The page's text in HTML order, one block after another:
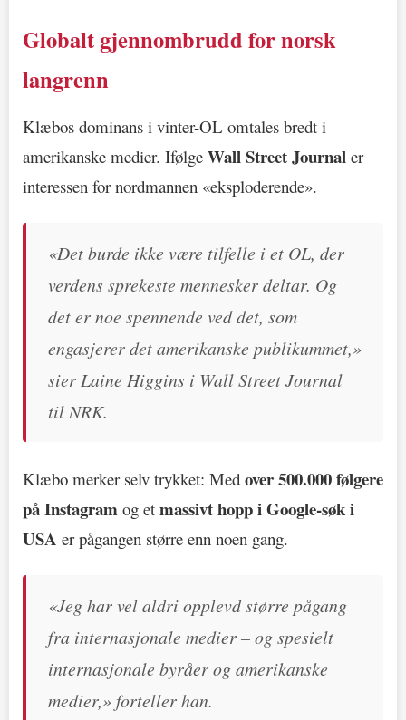
Globalt gjennombrudd for norsk
langrenn
Klæbos dominans i vinter-OL omtales bredt i
amerikanske medier. Ifølge Wall Street Journal er
interessen for nordmannen «eksploderende».
«Det burde ikke være tilfelle i et OL, der
verdens sprekeste mennesker deltar. Og
det er noe spennende ved det, som
engasjerer det amerikanske publikummet,»
sier Laine Higgins i Wall Street Journal
til NRK.
Klæbo merker selv trykket: Med over 500.000 følgere
på Instagram og et massivt hopp i Google-søk i
USA er pågangen større enn noen gang.
«Jeg har vel aldri opplevd større pågang
fra internasjonale medier – og spesielt
internasjonale byråer og amerikanske
medier,» forteller han.